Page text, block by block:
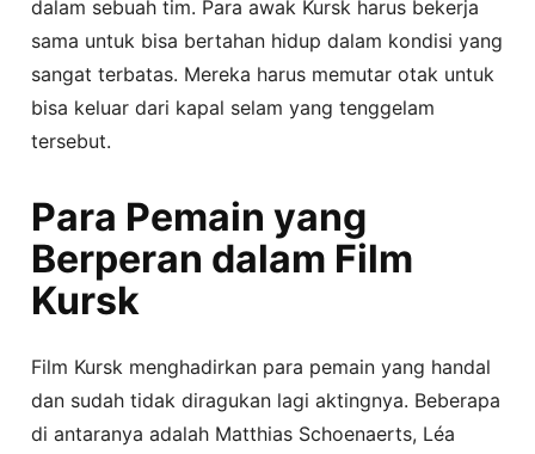
dalam sebuah tim. Para awak Kursk harus bekerja
sama untuk bisa bertahan hidup dalam kondisi yang
sangat terbatas. Mereka harus memutar otak untuk
bisa keluar dari kapal selam yang tenggelam
tersebut.
Para Pemain yang
Berperan dalam Film
Kursk
Film Kursk menghadirkan para pemain yang handal
dan sudah tidak diragukan lagi aktingnya. Beberapa
di antaranya adalah Matthias Schoenaerts, Léa